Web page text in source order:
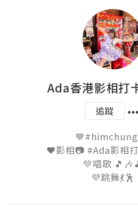
Ada香港影相打
追蹤
❤影相📷 #Ada影相
💚唱歌
💜跳舞💃🕺